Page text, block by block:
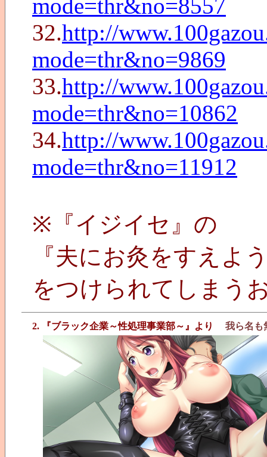
mode=thr&no=8557
32.http://
mode=thr&no=9869
33.http://
mode=thr&no=10862
34.http://
mode=thr&no=11912
※『イジイセ』の
『夫にお灸をすえよ
をつけられてしまう
2. 『ブラック企業～性処理事業部～』より 我ら名も